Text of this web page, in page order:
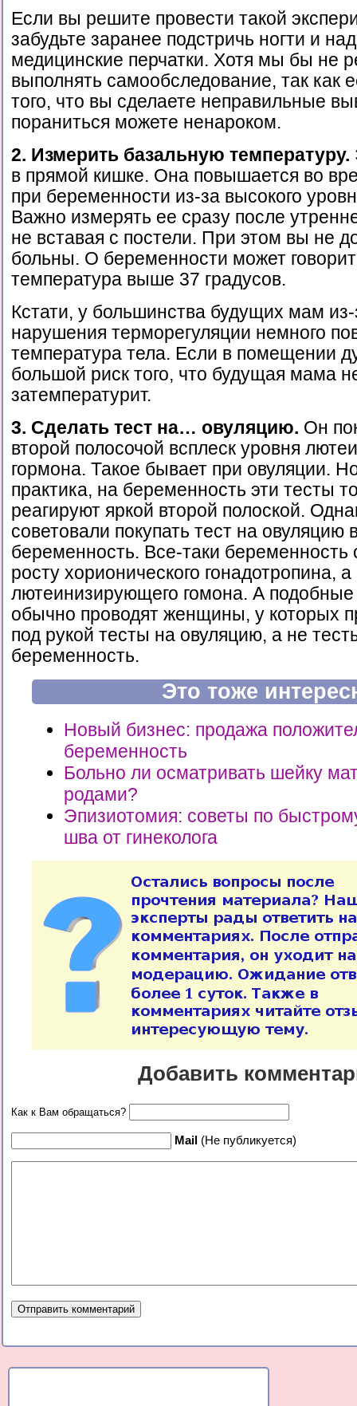
Если вы решите провести такой
забудьте заранее подстричь ногти и
медицинские перчатки. Хотя мы бы не
выполнять самообследование, так как
того, что вы сделаете неправильные
пораниться можете ненароком.
2. Измерить базальную температуру.
в прямой кишке. Она повышается во
при беременности из-за высокого
Важно измерять ее сразу после
не вставая с постели. При этом вы не
больны. О беременности может
температура выше 37 градусов.
Кстати, у большинства будущих мам
нарушения терморегуляции немного
температура тела. Если в помещении
большой риск того, что будущая мама
затемпературит.
3. Сделать тест на… овуляцию. Он
второй полосочой всплеск уровня
гормона. Такое бывает при овуляции.
практика, на беременность эти тесты
реагируют яркой второй полоской.
советовали покупать тест на овуляцию
беременность. Все-таки беременность
росту хорионического гонадотропина, а
лютеинизирующего гомона. А
обычно проводят женщины, у которых
под рукой тесты на овуляцию, а не
беременность.
Это тоже
Новый бизнес: продажа
беременность
Больно ли осматривать шейку
родами?
Эпизиотомия: советы по
шва от гинеколога
Добавить
Как к Вам обращаться?
Mail (Не публикуется)